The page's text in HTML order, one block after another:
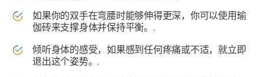
如果你的双手在弯腰时能够伸得更深，你可以使用瑜
伽砖来支撑身体并保持平衡。.
倾听身体的感受，如果感到任何疼痛或不适，就立即
退出这个姿势。.